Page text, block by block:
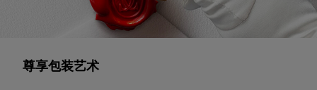
尊享包装艺术